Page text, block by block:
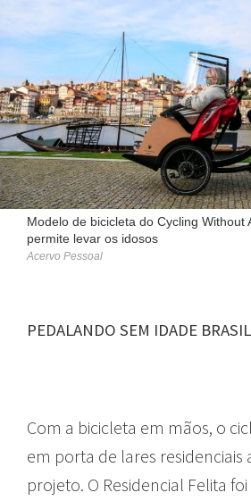
Modelo de bicicleta do Cycling Without
permite levar os idosos
Acervo Pessoal
PEDALANDO SEM IDADE BRASIL
Com a bicicleta em mãos, o
em porta de lares residenciais
projeto. O Residencial Felita